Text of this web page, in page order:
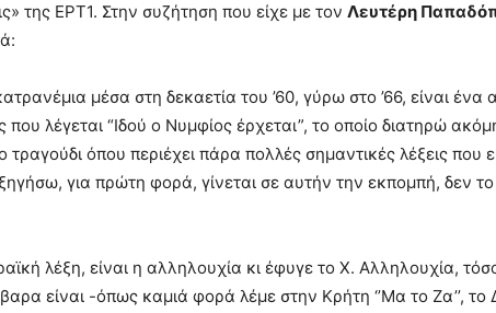
της ΕΡΤ1. Στην συζήτηση που είχε με τον Λευτέρη
μέσα στη δεκαετία του ’60, γύρω στο ’66, είναι ένα
που λέγεται “Ιδού ο Νυμφίος έρχεται”, το οποίο διατηρώ
τραγούδι όπου περιέχει πάρα πολλές σημαντικές λέξεις που
για πρώτη φορά, γίνεται σε αυτήν την εκπομπή, δεν το
λέξη, είναι η αλληλουχία κι έφυγε το Χ. Αλληλουχία,
είναι -όπως καμιά φορά λέμε στην Κρήτη ‘’Μα το Ζα’’, το